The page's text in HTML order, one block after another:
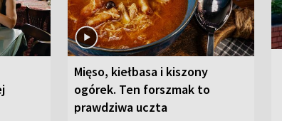
Mięso, kiełbasa i kiszony
ogórek. Ten forszmak to
prawdziwa uczta